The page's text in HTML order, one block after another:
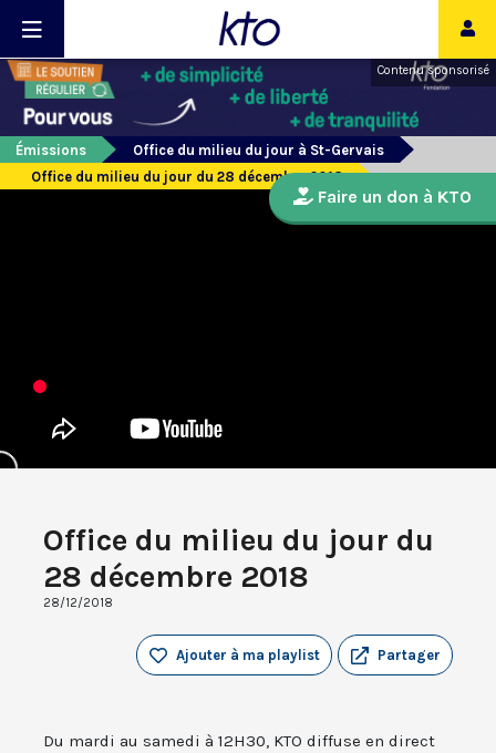
Contenu sponsorisé
Émissions
Office du milieu du jour à St-Gervais
Office du milieu du jour du 28 décembre 2018
Office du milieu du jour du
28 décembre 2018
28/12/2018
Partager
Ajouter à ma playlist
Du mardi au samedi à 12H30, KTO diffuse en direct
Faire un don à KTO